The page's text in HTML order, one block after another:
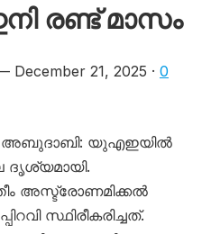
രണ്ട് മാസം
December 21, 2025 · 0
അബുദാബി: യുഎഇയിൽ
ദൃശ്യമായി.
അസ്ട്രോണമിക്കൽ
സ്ഥിരീകരിച്ചത്.